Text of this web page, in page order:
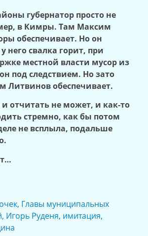
губернатор просто не
в Кимры. Там Максим
обеспечивает. Но он
него свалка горит, при
местной власти мусор из
под следствием. Но зато
Литвинов обеспечивает.
и отчитать не может, и как-то
стремно, как бы потом
не всплыла, подальше
, Главы муниципальных
, Игорь Руденя, имитация,